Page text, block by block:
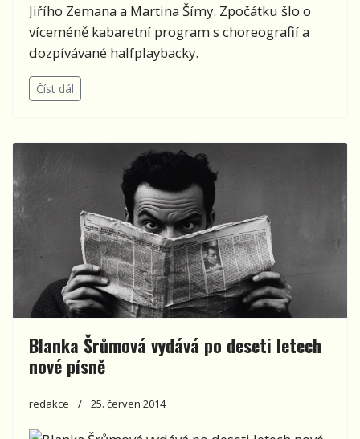
Jiřího Zemana a Martina Šímy. Zpočátku šlo o
víceméně kabaretní program s choreografií a
dozpívávané halfplaybacky.
Číst dál
Blanka Šrůmová vydává po deseti letech
nové písně
redakce 25. červen 2014